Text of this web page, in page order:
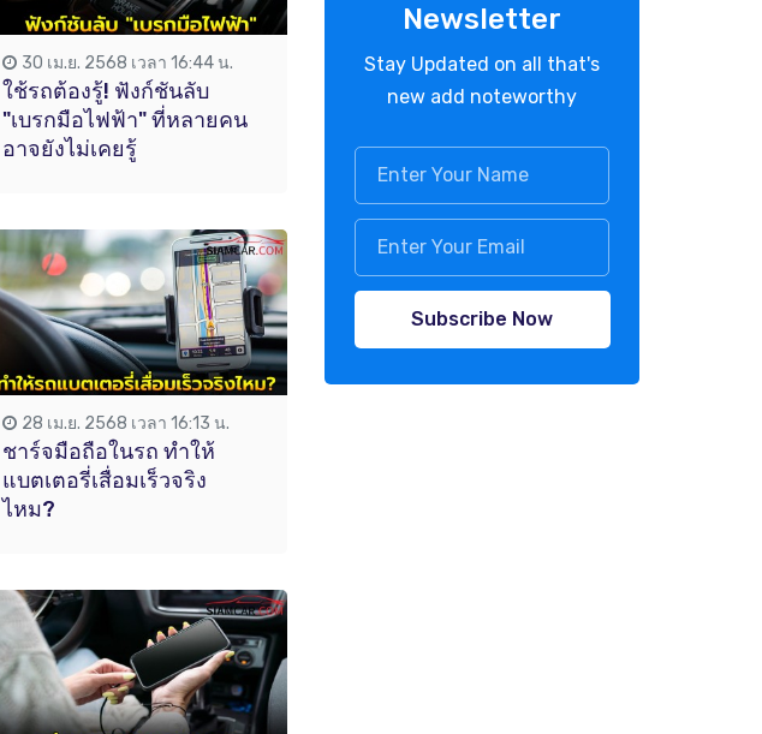
30 เม.ย. 2568 เวลา 16:44 น.
ใช้รถต้องรู้! ฟังก์ชันลับ
"เบรกมือไฟฟ้า" ที่หลายคน
อาจยังไม่เคยรู้
28 เม.ย. 2568 เวลา 16:13 น.
ชาร์จมือถือในรถ ทำให้
แบตเตอรี่เสื่อมเร็วจริง
ไหม?
Newsletter
Stay Updated on all that's
new add noteworthy
Subscribe Now